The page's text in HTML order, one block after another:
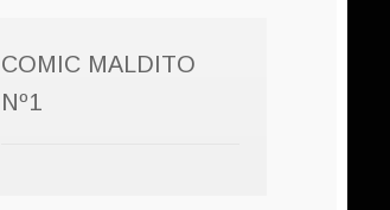
COMIC MALDITO
Nº1